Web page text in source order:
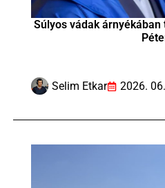
Súlyos vádak árnyékában
Selim Etkar 2026.